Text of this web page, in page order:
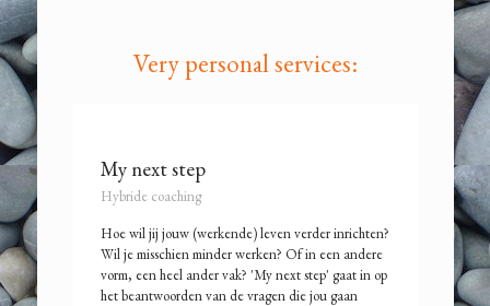
Very personal services:
My next step
Hybride coaching
Hoe wil jij jouw (werkende) leven verder inrichten?
Wil je misschien minder werken? Of in een andere
vorm, een heel ander vak? 'My next step' gaat in op
het beantwoorden van de vragen die jou gaan